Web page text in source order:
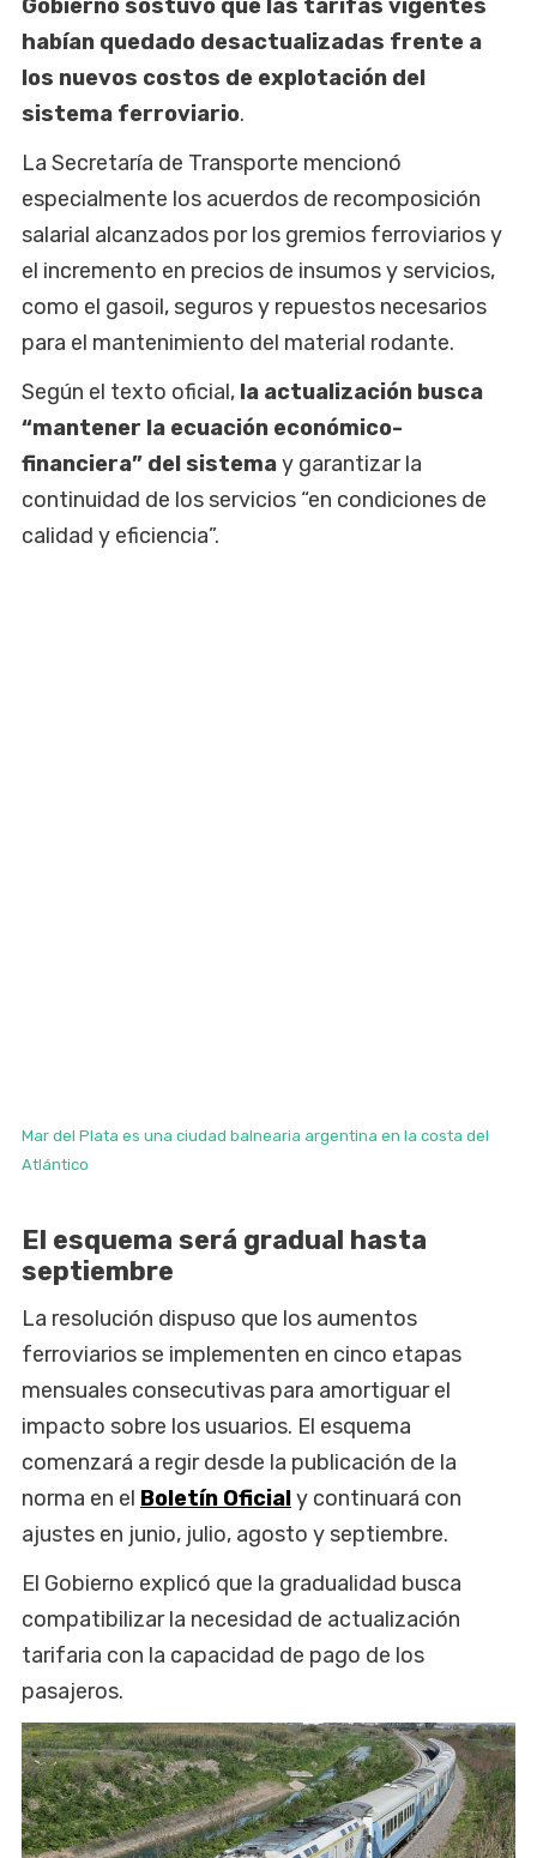
Gobierno sostuvo que las tarifas vigentes
habían quedado desactualizadas frente a
los nuevos costos de explotación del
sistema ferroviario.
La Secretaría de Transporte mencionó
especialmente los acuerdos de recomposición
salarial alcanzados por los gremios ferroviarios y
el incremento en precios de insumos y servicios,
como el gasoil, seguros y repuestos necesarios
para el mantenimiento del material rodante.
Según el texto oficial, la actualización busca
“mantener la ecuación económico-
financiera” del sistemay garantizar la
continuidad de los servicios “en condiciones de
calidad y eficiencia”.
Mar del Plata es una ciudad balnearia argentina en la costa del
Atlántico
El esquema será gradual hasta
septiembre
La resolución dispuso que los aumentos
ferroviarios se implementen en cinco etapas
mensuales consecutivas para amortiguar el
impacto sobre los usuarios. El esquema
comenzará a regir desde la publicación de la
norma en el Boletín Oficialy continuará con
ajustes en junio, julio, agosto y septiembre.
El Gobierno explicó que la gradualidad busca
compatibilizar la necesidad de actualización
tarifaria con la capacidad de pago de los
pasajeros.